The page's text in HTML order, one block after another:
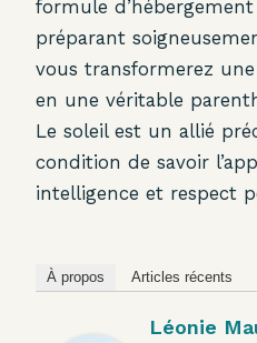
formule
préparant
vous transformerez
en une véritable
Le soleil est un allié
condition de savoir
intelligence et respect
À propos Articles récents
Léonie